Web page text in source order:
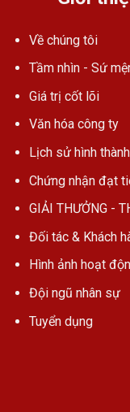
Về chúng tôi
Tầm nhìn - Sứ
Giá trị cốt lõi
Văn hóa công ty
Lịch sử hình thành
Chứng nhận đạt
GIẢI THƯỞNG -
Đối tác & Khách
Hình ảnh hoạt
Đội ngũ nhân sự
Tuyển dụng